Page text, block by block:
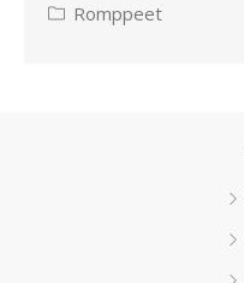
Romppeet